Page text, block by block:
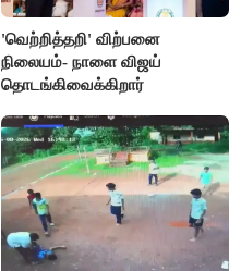
'வெற்றித்தறி' விற்பனை
நிலையம்- நாளை விஜய்
தொடங்கிவைக்கிறார்